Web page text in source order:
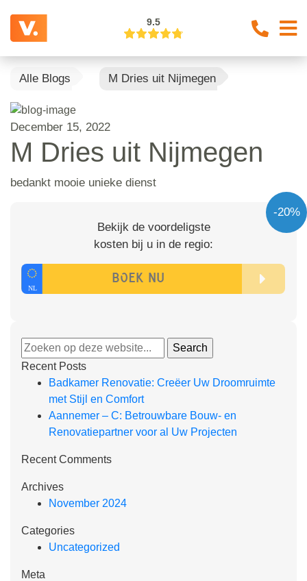
9.5
Alle Blogs M Dries uit Nijmegen
December 15, 2022
M Dries uit Nijmegen
bedankt mooie unieke dienst
-20%
Bekijk de voordeligste
kosten bij u in de regio:
Recent Posts
Badkamer Renovatie: Creëer Uw Droomruimte
met Stijl en Comfort
Aannemer – C: Betrouwbare Bouw- en
Renovatiepartner voor al Uw Projecten
Recent Comments
Archives
November 2024
Categories
Uncategorized
Meta